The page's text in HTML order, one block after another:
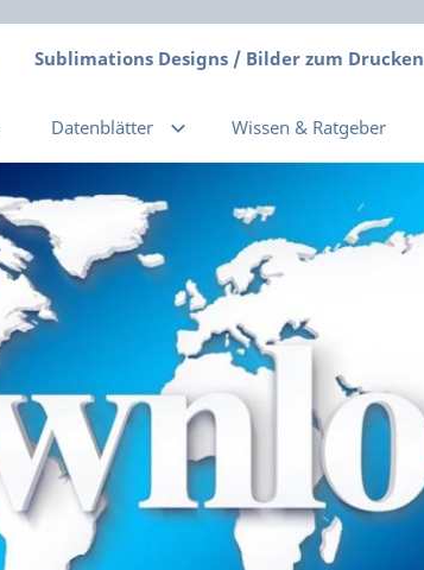
Sublimations Designs / Bilder zum Drucken
Datenblätter Wissen & Ratgeber